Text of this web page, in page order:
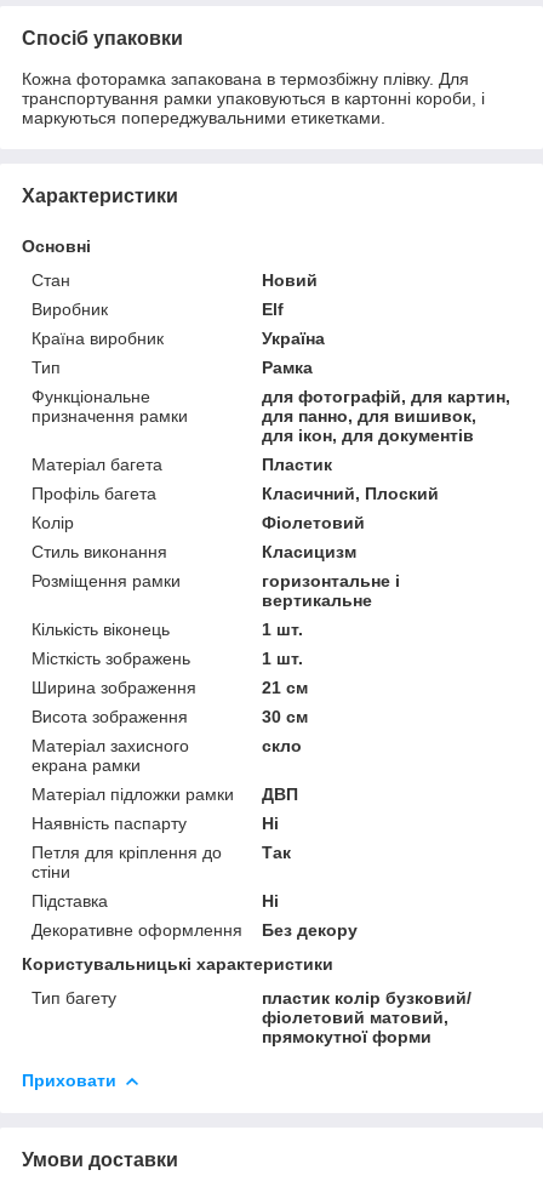
Спосіб упаковки
Кожна фоторамка запакована в термозбіжну плівку. Для
транспортування рамки упаковуються в картонні короби, і
маркуються попереджувальними етикетками.
Характеристики
Основні
Стан
Новий
Виробник
Elf
Країна виробник
Україна
Тип
Рамка
Функціональне
призначення рамки
для фотографій, для картин,
для панно, для вишивок,
для ікон, для документів
Матеріал багета
Пластик
Профіль багета
Класичний, Плоский
Колір
Фіолетовий
Стиль виконання
Класицизм
Розміщення рамки
горизонтальне і
вертикальне
Кількість віконець
1 шт.
Місткість зображень
1 шт.
Ширина зображення
21 см
Висота зображення
30 см
Матеріал захисного
екрана рамки
скло
Матеріал підложки рамки
ДВП
Наявність паспарту
Ні
Петля для кріплення до
стіни
Так
Підставка
Ні
Декоративне оформлення
Без декору
Користувальницькі характеристики
Тип багету
пластик колір бузковий/
фіолетовий матовий,
прямокутної форми
Приховати
Умови доставки